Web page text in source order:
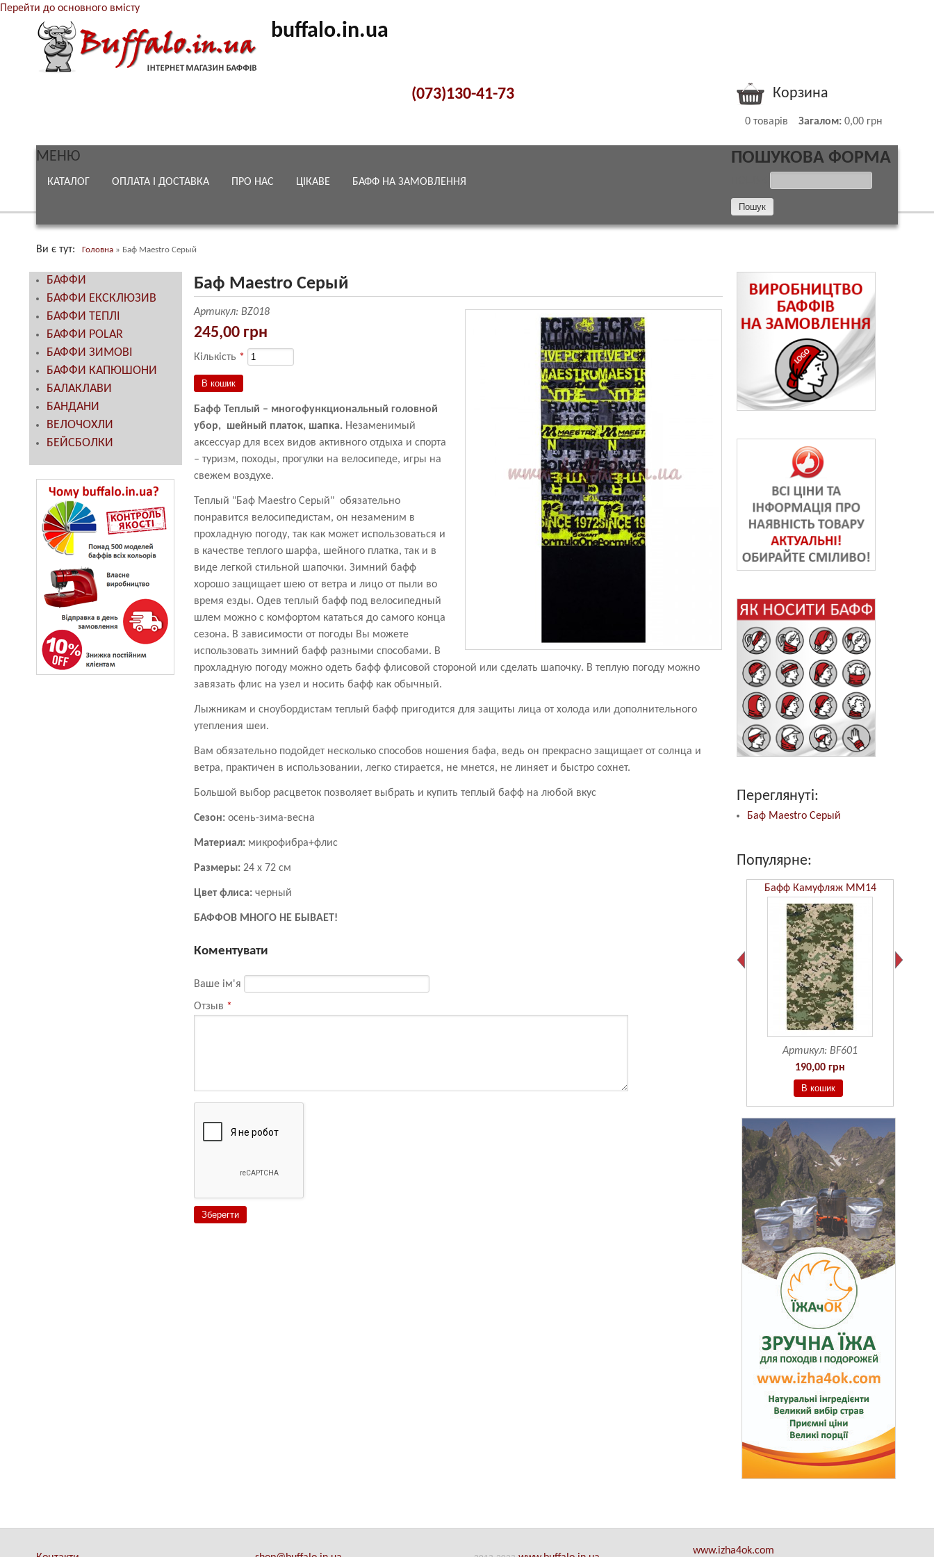
Перейти до основного вмісту
buffalo.in.ua
(073)130-41-73 Корзина
0 товарів Загалом: 0,00 грн
МЕНЮ
КАТАЛОГ ОПЛАТА І ДОСТАВКА ПРО НАС ЦІКАВЕ БАФФ НА ЗАМОВЛЕННЯ
ПОШУКОВА ФОРМА
Ви є тут Головна » Баф Maestro Серый
Баф Maestro Серый
Артикул: BZ018
245,00 грн
Кількість *
Бафф Теплый – многофункциональный головной
убор, шейный платок, шапка.Незаменимый
аксессуар для всех видов активного отдыха и спорта
– туризм, походы, прогулки на велосипеде, игры на
свежем воздухе.
Теплый "Баф Maestro Серый" обязательно
понравится велосипедистам, он незаменим в
прохладную погоду, так как может использоваться и
в качестве теплого шарфа, шейного платка, так и в
виде легкой стильной шапочки. Зимний бафф
хорошо защищает шею от ветра и лицо от пыли во
время езды. Одев теплый бафф под велосипедный
шлем можно с комфортом кататься до самого конца
сезона. В зависимости от погоды Вы можете
использовать зимний бафф разными способами. В
прохладную погоду можно одеть бафф флисовой стороной или сделать шапочку. В теплую погоду можно
завязать флис на узел и носить бафф как обычный.
Лыжникам и сноубордистам теплый бафф пригодится для защиты лица от холода или дополнительного
утепления шеи.
Вам обязательно подойдет несколько способов ношения бафа, ведь он прекрасно защищает от солнца и
ветра, практичен в использовании, легко стирается, не мнется, не линяет и быстро сохнет.
Большой выбор расцветок позволяет выбрать и купить теплый бафф на любой вкус
Сезон:осень-зима-весна
Материал:микрофибра+флис
Размеры:24 х 72 см
Цвет флиса:черный
БАФФОВ МНОГО НЕ БЫВАЕТ!
Коментувати
Ваше ім'я
Отзыв *
БАФФИ
БАФФИ ЕКСКЛЮЗИВ
БАФФИ ТЕПЛІ
БАФФИ POLAR
БАФФИ ЗИМОВІ
БАФФИ КАПЮШОНИ
БАЛАКЛАВИ
БАНДАНИ
ВЕЛОЧОХЛИ
БЕЙСБОЛКИ
Переглянуті:
Баф Maestro Серый
Популярне:
Бафф Камуфляж ММ14
Артикул: BF601
190,00 грн
www.izha4ok.com